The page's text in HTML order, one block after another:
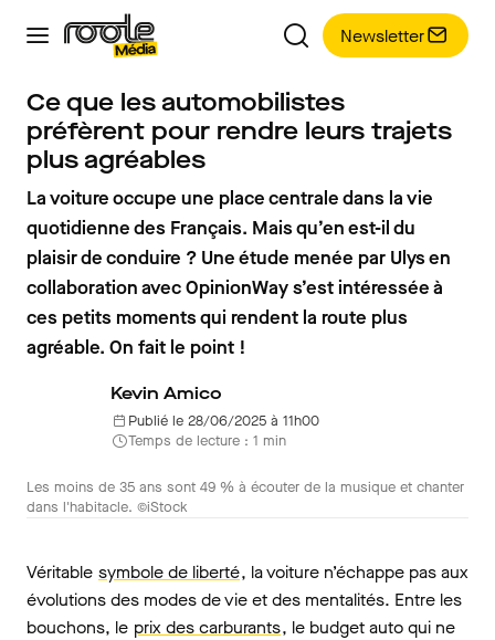
Newsletter
Ce que les automobilistes
préfèrent pour rendre leurs trajets
plus agréables
La voiture occupe une place centrale dans la vie
quotidienne des Français. Mais qu’en est-il du
plaisir de conduire ? Une étude menée par Ulys en
collaboration avec OpinionWay s’est intéressée à
ces petits moments qui rendent la route plus
agréable. On fait le point !
Kevin Amico
Publié le 28/06/2025 à 11h00
Temps de lecture : 1 min
Les moins de 35 ans sont 49 % à écouter de la musique et chanter
dans l'habitacle. ©iStock
Véritable symbole de liberté, la voiture n’échappe pas aux
évolutions des modes de vie et des mentalités. Entre les
bouchons, le prix des carburants, le budget auto qui ne